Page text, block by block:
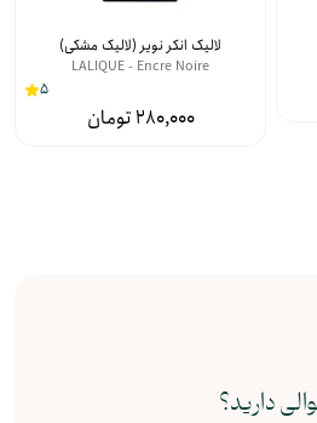
لالیک انکر نویر (لالیک مشکی)
LALIQUE - Encre Noire
5
280,000
دارید؟